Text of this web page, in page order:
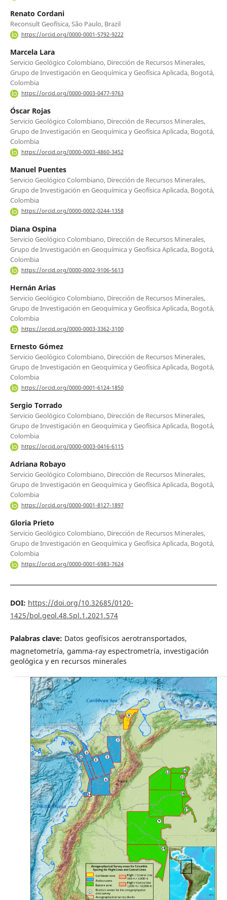
Renato Cordani
Reconsult Geofísica, São Paulo, Brazil
https://orcid.org/0000-0001-5792-9222
Marcela Lara
Servicio Geológico Colombiano, Dirección de Recursos Minerales,
Grupo de Investigación en Geoquímica y Geofísica Aplicada, Bogotá,
Colombia
https://orcid.org/0000-0003-0477-9763
Óscar Rojas
Servicio Geológico Colombiano, Dirección de Recursos Minerales,
Grupo de Investigación en Geoquímica y Geofísica Aplicada, Bogotá,
Colombia
https://orcid.org/0000-0003-4860-3452
Manuel Puentes
Servicio Geológico Colombiano, Dirección de Recursos Minerales,
Grupo de Investigación en Geoquímica y Geofísica Aplicada, Bogotá,
Colombia
https://orcid.org/0000-0002-0244-1358
Diana Ospina
Servicio Geológico Colombiano, Dirección de Recursos Minerales,
Grupo de Investigación en Geoquímica y Geofísica Aplicada, Bogotá,
Colombia
https://orcid.org/0000-0002-9106-5613
Hernán Arias
Servicio Geológico Colombiano, Dirección de Recursos Minerales,
Grupo de Investigación en Geoquímica y Geofísica Aplicada, Bogotá,
Colombia
https://orcid.org/0000-0003-3362-3100
Ernesto Gómez
Servicio Geológico Colombiano, Dirección de Recursos Minerales,
Grupo de Investigación en Geoquímica y Geofísica Aplicada, Bogotá,
Colombia
https://orcid.org/0000-0001-6124-1850
Sergio Torrado
Servicio Geológico Colombiano, Dirección de Recursos Minerales,
Grupo de Investigación en Geoquímica y Geofísica Aplicada, Bogotá,
Colombia
https://orcid.org/0000-0003-0416-6115
Adriana Robayo
Servicio Geológico Colombiano, Dirección de Recursos Minerales,
Grupo de Investigación en Geoquímica y Geofísica Aplicada, Bogotá,
Colombia
https://orcid.org/0000-0001-8127-1897
Gloria Prieto
Servicio Geológico Colombiano, Dirección de Recursos Minerales,
Grupo de Investigación en Geoquímica y Geofísica Aplicada, Bogotá,
Colombia
https://orcid.org/0000-0001-6983-7624
DOI: https://doi.org/10.32685/0120-
1425/bol.geol.48.Spl.1.2021.574
Palabras clave: Datos geofísicos aerotransportados,
magnetometría, gamma-ray espectrometría, investigación
geológica y en recursos minerales